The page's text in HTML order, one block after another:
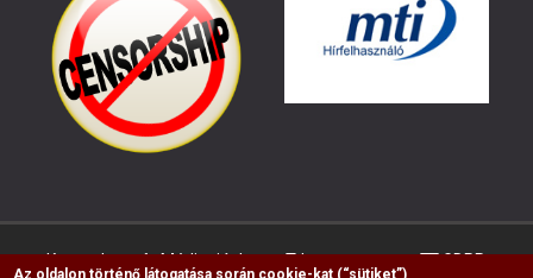
Kapcsolat Médiaajánlat Impresszum GDPR
Az oldalon történő látogatása során cookie-kat (“sütiket”)